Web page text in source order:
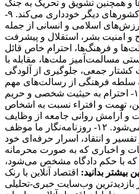
و همچنین تشویق و تحریک به جنگ
تجاوزکارانه نسبت به کشورهای دیگر خودداری می‌کند. ۹-
اسلامی و انسانی از جمله
و امنیت بشر، استقلال و پیشرفت
و فرهنگ‌ها، احترام خاص قائل
مسالمت‌آمیز ملت‌ها، مقابله با
جمعی، جلوگیری از آلودگی
سلطه فرهنگی از رسالت‌های مهم
روزنامه‌نگاری است. ۱۱- احترام به حیثیت شخصی و حریم
تهمت و افتراء نسبت به اشخاص
و آرامش روانی جامعه از وظایف
روزنامه‌نگاران ما محسوب می‌شود. ۱۲- روزنامه‌نگار ما موظف
و انتقاد، اسرار حرفه‌ای خود
و اخباری که به صورت محرمانه
با حکم دادگاه مشخص می‌شود،
بیشتر بدانید: اقتصاد آنلاین با رنک
پر بازدیدترین وب‌سایت خبری-تحلیلی